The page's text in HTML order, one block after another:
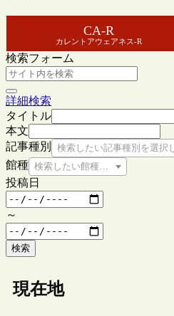
CA-R
カレントアウェアネス-R
検索フォーム
詳細検索
タイトル
本文
記事種別
検索したい記事種別を選択
館種 検索したい館種を選択してくださ
投稿日
～
検索
現在地